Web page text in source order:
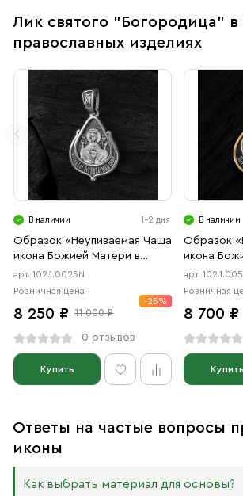
Лик святого "Богородица"
православных изделиях
В наличии 1-2 дня
Образок «Неупиваемая Чаша
икона Божией Матери в
форме цаты» чернение
арт. 102.1.0025N
Розничная цена
8 250 ₽ 11 000 ₽
-25%
0 отзывов
Купить
В наличии
Образок
икона
форме
позолота
арт.
Розничная
8 700 ₽
Купить
Ответы на частые вопросы
иконы
Как выбрать материал для основы?